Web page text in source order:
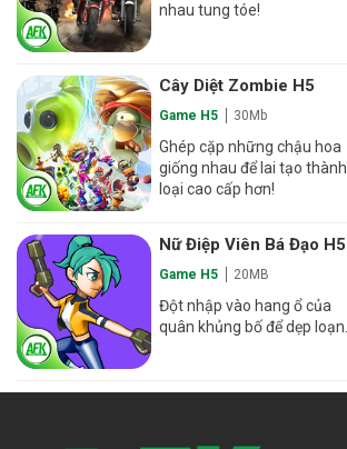
nhau tung tóe!
Cây Diệt Zombie H5
Game H5 30Mb
Ghép cặp những chậu hoa
giống nhau để lai tạo thành
loại cao cấp hơn!
Nữ Điệp Viên Bá Đạo H5
Game H5 20MB
Đột nhập vào hang ổ của
quân khủng bố để dẹp loạn.